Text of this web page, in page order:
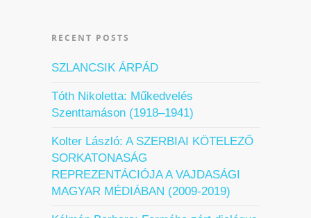
RECENT POSTS
SZLANCSIK ÁRPÁD
Tóth Nikoletta: Műkedvelés
Szenttamáson (1918–1941)
Kolter László: A SZERBIAI KÖTELEZŐ
SORKATONASÁG
REPREZENTÁCIÓJA A VAJDASÁGI
MAGYAR MÉDIÁBAN (2009-2019)